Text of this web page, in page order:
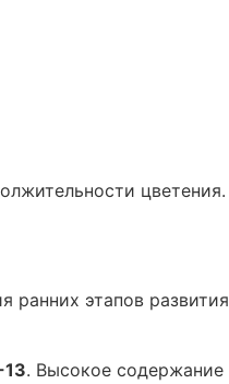
цветения.
ранних этапов развития
. Высокое содержание